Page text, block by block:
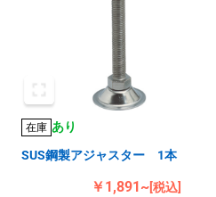
在庫 あり
SUS鋼製アジャスター 1本
￥1,891~[税込]